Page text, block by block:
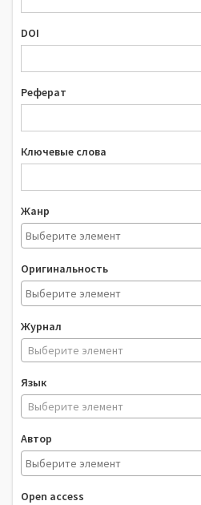
DOI
Реферат
Ключевые слова
Жанр
Оригинальность
Журнал
Выберите элемент
Язык
Выберите элемент
Автор
Open access